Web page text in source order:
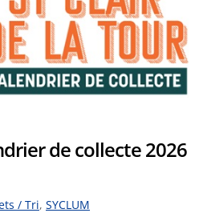
de collecte 2026
/ Tri, SYCLUM